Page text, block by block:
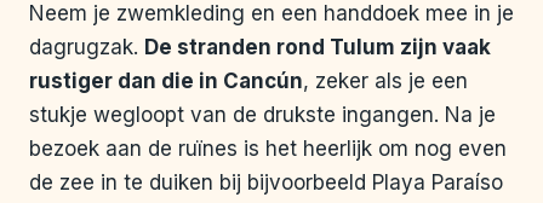
Neem je zwemkleding en een handdoek mee in je
dagrugzak. De stranden rond Tulum zijn vaak
rustiger dan die in Cancún, zeker als je een
stukje wegloopt van de drukste ingangen. Na je
bezoek aan de ruïnes is het heerlijk om nog even
de zee in te duiken bij bijvoorbeeld Playa Paraíso